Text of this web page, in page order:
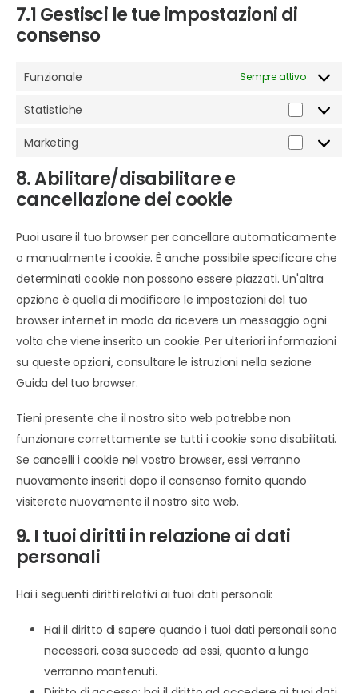
7.1 Gestisci le tue impostazioni di
consenso
Funzionale Sempre attivo
Statistiche
Marketing
8. Abilitare/disabilitare e
cancellazione dei cookie
Puoi usare il tuo browser per cancellare automaticamente
o manualmente i cookie. È anche possibile specificare che
determinati cookie non possono essere piazzati. Un'altra
opzione è quella di modificare le impostazioni del tuo
browser internet in modo da ricevere un messaggio ogni
volta che viene inserito un cookie. Per ulteriori informazioni
su queste opzioni, consultare le istruzioni nella sezione
Guida del tuo browser.
Tieni presente che il nostro sito web potrebbe non
funzionare correttamente se tutti i cookie sono disabilitati.
Se cancelli i cookie nel vostro browser, essi verranno
nuovamente inseriti dopo il consenso fornito quando
visiterete nuovamente il nostro sito web.
9. I tuoi diritti in relazione ai dati
personali
Hai i seguenti diritti relativi ai tuoi dati personali:
Hai il diritto di sapere quando i tuoi dati personali sono
necessari, cosa succede ad essi, quanto a lungo
verranno mantenuti.